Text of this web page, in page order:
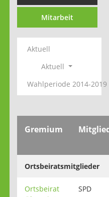
Mitarbeit
Aktuell
Aktuell
Wahlperiode 2014-2019
Gremium
Ortsbeiratsmitglieder
Ortsbeirat
SPD